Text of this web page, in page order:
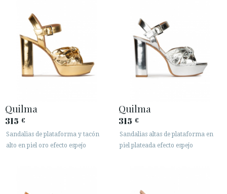
Quilma
315 €
Sandalias de plataforma y tacón
alto en piel oro efecto espejo
Quilma
315 €
Sandalias altas de plataforma en
piel plateada efecto espejo